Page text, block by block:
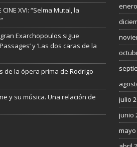
CINE XVI: “Selma Mutal, la
Exarchopoulos sigue
y ’Las dos caras de la
de la ópera prima de Rodrigo
y su música. Una relación de
julio
junio
mayo